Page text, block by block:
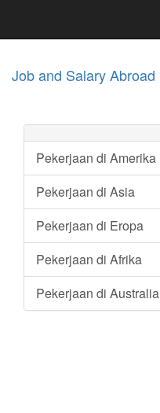
Job and Salary Abroad
Pekerjaan di Amerika
Pekerjaan di Asia
Pekerjaan di Eropa
Pekerjaan di Afrika
Pekerjaan di Australia